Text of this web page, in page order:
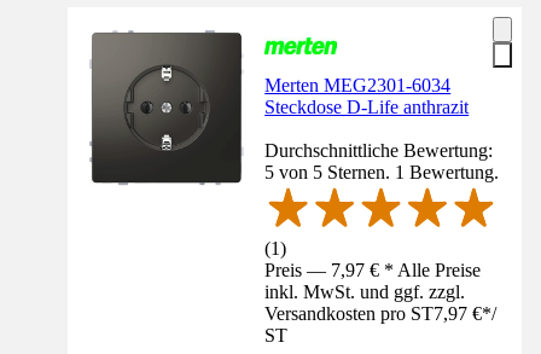
Merten MEG2301-6034
Steckdose D-Life anthrazit
Durchschnittliche Bewertung:
5 von 5 Sternen. 1 Bewertung.
(1)
Preis — 7,97 € * Alle Preise
inkl. MwSt. und ggf. zzgl.
Versandkosten pro ST7,97 €*/
ST